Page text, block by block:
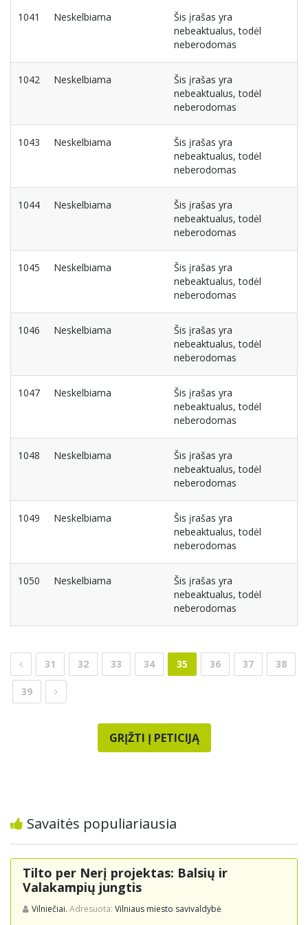
1041 Neskelbiama
Šis įrašas yra
nebeaktualus, todėl
neberodomas
1042 Neskelbiama
Šis įrašas yra
nebeaktualus, todėl
neberodomas
1043 Neskelbiama
Šis įrašas yra
nebeaktualus, todėl
neberodomas
1044 Neskelbiama
Šis įrašas yra
nebeaktualus, todėl
neberodomas
1045 Neskelbiama
Šis įrašas yra
nebeaktualus, todėl
neberodomas
1046 Neskelbiama
Šis įrašas yra
nebeaktualus, todėl
neberodomas
1047 Neskelbiama
Šis įrašas yra
nebeaktualus, todėl
neberodomas
1048 Neskelbiama
Šis įrašas yra
nebeaktualus, todėl
neberodomas
1049 Neskelbiama
Šis įrašas yra
nebeaktualus, todėl
neberodomas
1050 Neskelbiama
Šis įrašas yra
nebeaktualus, todėl
neberodomas
31 32 33 34 35 36 37 38
39
GRĮŽTI Į PETICIJĄ
Savaitės populiariausia
Tilto per Nerį projektas: Balsių ir
Valakampių jungtis
Vilniečiai. Adresuota: Vilniaus miesto savivaldybė